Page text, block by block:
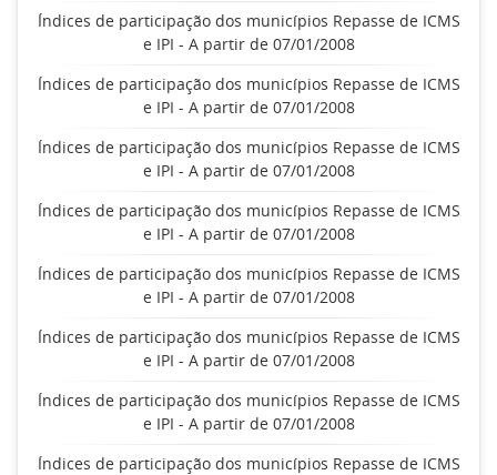
Índices de participação dos municípios Repasse de ICMS
e IPI - A partir de 07/01/2008
Índices de participação dos municípios Repasse de ICMS
e IPI - A partir de 07/01/2008
Índices de participação dos municípios Repasse de ICMS
e IPI - A partir de 07/01/2008
Índices de participação dos municípios Repasse de ICMS
e IPI - A partir de 07/01/2008
Índices de participação dos municípios Repasse de ICMS
e IPI - A partir de 07/01/2008
Índices de participação dos municípios Repasse de ICMS
e IPI - A partir de 07/01/2008
Índices de participação dos municípios Repasse de ICMS
e IPI - A partir de 07/01/2008
Índices de participação dos municípios Repasse de ICMS